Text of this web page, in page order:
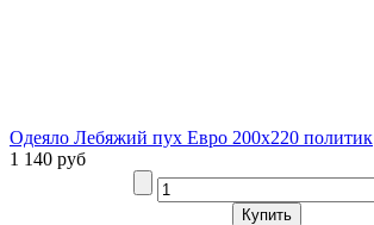
Одеяло Лебяжий пух Евро 200х220 политик
1 140 руб